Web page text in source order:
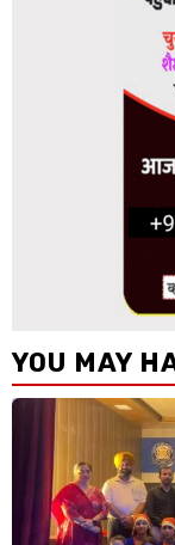
YOU MAY